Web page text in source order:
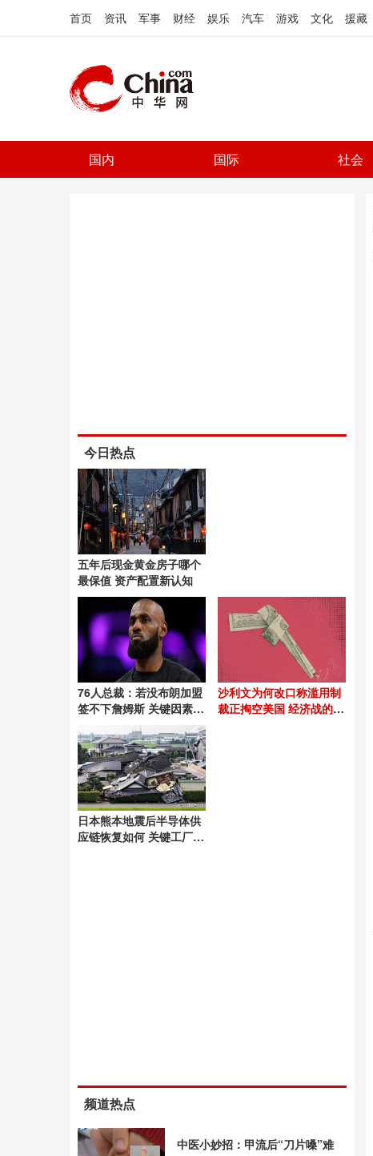
首页 资讯 军事 财经 娱乐 汽车 游戏 文化 援藏
国内 国际 社会
今日热点
五年后现金黄金房子哪个
最保值 资产配置新认知
76人总裁：若没布朗加盟
签不下詹姆斯 关键因素促
沙利文为何改口称滥用制
裁正掏空美国 经济战的双
日本熊本地震后半导体供
应链恢复如何 关键工厂逐
频道热点
中医小妙招：甲流后“刀片嗓”难